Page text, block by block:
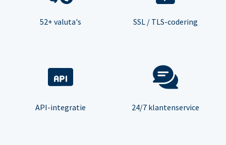
52+ valuta's SSL / TLS-codering
API-integratie 24/7 klantenservice